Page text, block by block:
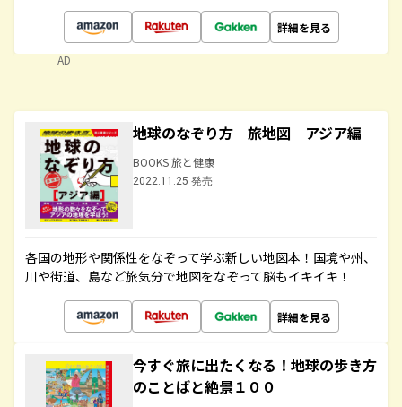
詳細を見る
AD
地球のなぞり方 旅地図 アジア編
BOOKS 旅と健康
2022.11.25 発売
各国の地形や関係性をなぞって学ぶ新しい地図本！国境や州、
川や街道、島など旅気分で地図をなぞって脳もイキイキ！
詳細を見る
今すぐ旅に出たくなる！地球の歩き方
のことばと絶景１００